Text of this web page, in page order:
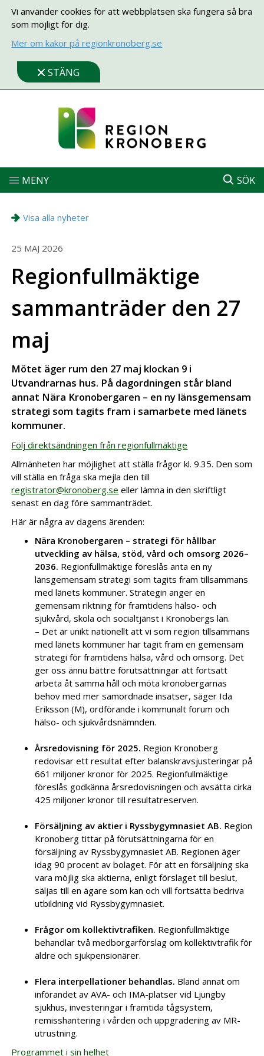
Vi använder cookies för att webbplatsen ska fungera så bra
som möjligt för dig.
Mer om kakor på regionkronoberg.se
STÄNG
MENY SÖK
Visa alla nyheter
25 MAJ 2026
Regionfullmäktige
sammanträder den 27
maj
Mötet äger rum den 27 maj klockan 9 i
Utvandrarnas hus. På dagordningen står bland
annat Nära Kronobergaren – en ny länsgemensam
strategi som tagits fram i samarbete med länets
kommuner.
Följ direktsändningen från regionfullmäktige
Allmänheten har möjlighet att ställa frågor kl. 9.35. Den som
vill ställa en fråga ska mejla den till
registrator@kronoberg.se eller lämna in den skriftligt
senast en dag före sammanträdet.
Här är några av dagens ärenden:
Nära Kronobergaren – strategi för hållbar
utveckling av hälsa, stöd, vård och omsorg 2026–
2036. Regionfullmäktige föreslås anta en ny
länsgemensam strategi som tagits fram tillsammans
med länets kommuner. Strategin anger en
gemensam riktning för framtidens hälso- och
sjukvård, skola och socialtjänst i Kronobergs län.
– Det är unikt nationellt att vi som region tillsammans
med länets kommuner har tagit fram en gemensam
strategi för framtidens hälsa, vård och omsorg. Det
ger oss ännu bättre förutsättningar att fortsatt
arbeta åt samma håll och möta kronobergarnas
behov med mer samordnade insatser, säger Ida
Eriksson (M), ordförande i kommunalt forum och
hälso- och sjukvårdsnämnden.
Årsredovisning för 2025. Region Kronoberg
redovisar ett resultat efter balanskravsjusteringar på
661 miljoner kronor för 2025. Regionfullmäktige
föreslås godkänna årsredovisningen och avsätta cirka
425 miljoner kronor till resultatreserven.
Försäljning av aktier i Ryssbygymnasiet AB. Region
Kronoberg tittar på förutsättningarna för en
försäljning av Ryssbygymnasiet AB. Regionen äger
idag 90 procent av bolaget. För att en försäljning ska
vara möjlig ska aktierna, enligt förslaget till beslut,
säljas till en ägare som kan och vill fortsätta bedriva
utbildning vid Ryssbygymnasiet.
Frågor om kollektivtrafiken. Regionfullmäktige
behandlar två medborgarförslag om kollektivtrafik för
äldre och sjukpensionärer.
Flera interpellationer behandlas. Bland annat om
införandet av AVA- och IMA-platser vid Ljungby
sjukhus, investeringar i framtida tågsystem,
remisshantering i vården och uppgradering av MR-
utrustning.
Programmet i sin helhet